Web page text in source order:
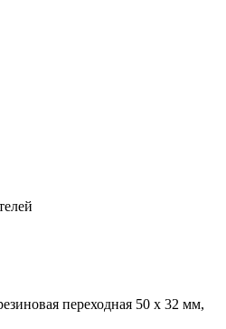
переходная 50 х 32 мм,